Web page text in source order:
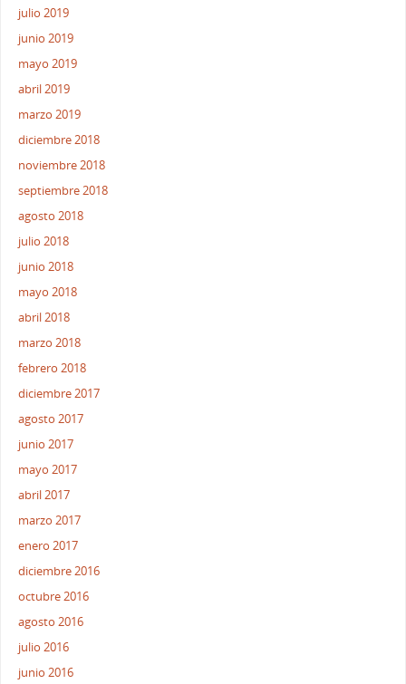
julio 2019
junio 2019
mayo 2019
abril 2019
marzo 2019
diciembre 2018
noviembre 2018
septiembre 2018
agosto 2018
julio 2018
junio 2018
mayo 2018
abril 2018
marzo 2018
febrero 2018
diciembre 2017
agosto 2017
junio 2017
mayo 2017
abril 2017
marzo 2017
enero 2017
diciembre 2016
octubre 2016
agosto 2016
julio 2016
junio 2016